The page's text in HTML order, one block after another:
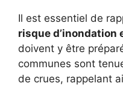
Il est essentiel de
risque d’inondation
doivent y être
communes sont
de crues, rappelant